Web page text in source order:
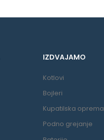
IZDVAJAMO
Kotlovi
Bojleri
Kupatilska oprema
Podno grejanje